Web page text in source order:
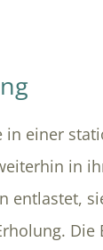
in einer
in
entlastet,